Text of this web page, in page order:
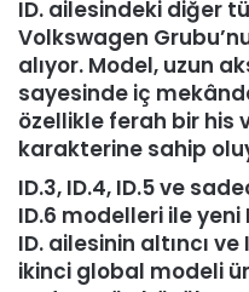
ID. ailesindeki diğer
Volkswagen
alıyor. Model, uzun
sayesinde iç
özellikle ferah bir his
karakterine sahip
ID.3, ID.4, ID.5 ve
ID.6 modelleri ile yeni
ID. ailesinin altıncı
ikinci global modeli